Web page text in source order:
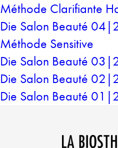
Méthode Clarifiante
Die Salon Beauté
Méthode Sensitive
Die Salon Beauté
Die Salon Beauté
Die Salon Beauté